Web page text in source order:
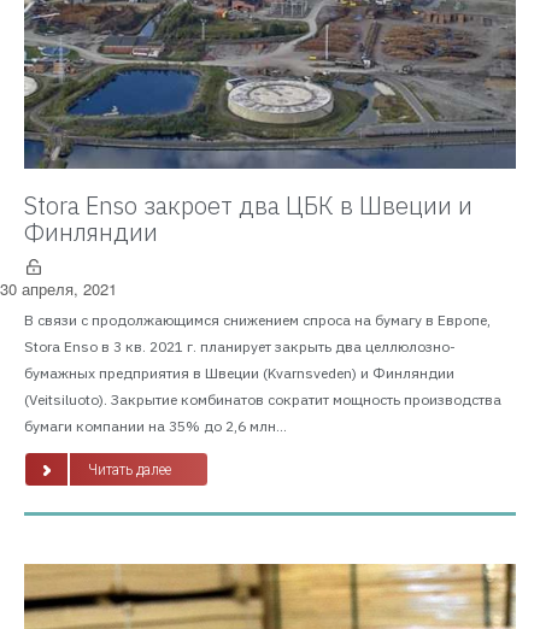
Stora Enso закроет два ЦБК в Швеции и
Финляндии
30 апреля, 2021
В связи с продолжающимся снижением спроса на бумагу в Европе,
Stora Enso в 3 кв. 2021 г. планирует закрыть два целлюлозно-
бумажных предприятия в Швеции (Kvarnsveden) и Финляндии
(Veitsiluoto). Закрытие комбинатов сократит мощность производства
бумаги компании на 35% до 2,6 млн...
Читать далее